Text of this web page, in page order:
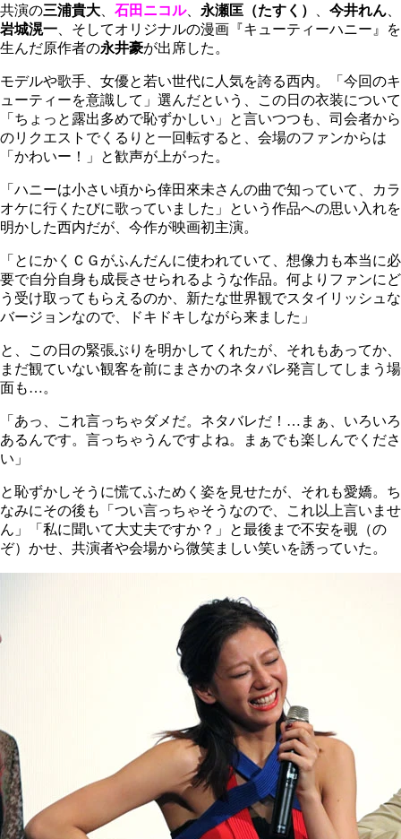
共演の三浦貴大 石田ニコル、 永瀬匡（たすく） 今井れん
岩城滉一 、そしてオリジナルの漫画『キューティーハニー』を
生んだ原作者の永井豪が出席した。
モデルや歌手、女優と若い世代に人気を誇る西内。「今回のキ
ューティーを意識して」選んだという、この日の衣装について
「ちょっと露出多めで恥ずかしい」と言いつつも、司会者から
のリクエストでくるりと一回転すると、会場のファンからは
「かわいー！」と歓声が上がった。
「ハニーは小さい頃から倖田來未さんの曲で知っていて、カラ
オケに行くたびに歌っていました」という作品への思い入れを
明かした西内だが、今作が映画初主演。
「とにかくＣＧがふんだんに使われていて、想像力も本当に必
要で自分自身も成長させられるような作品。何よりファンにど
う受け取ってもらえるのか、新たな世界観でスタイリッシュな
バージョンなので、ドキドキしながら来ました」
と、この日の緊張ぶりを明かしてくれたが、それもあってか、
まだ観ていない観客を前にまさかのネタバレ発言してしまう場
面も…。
「あっ、これ言っちゃダメだ。ネタバレだ！…まぁ、いろいろ
あるんです。言っちゃうんですよね。まぁでも楽しんでくださ
い」
と恥ずかしそうに慌てふためく姿を見せたが、それも愛嬌。ち
なみにその後も「つい言っちゃそうなので、これ以上言いませ
ん」「私に聞いて大丈夫ですか？」と最後まで不安を覗（の
ぞ）かせ、共演者や会場から微笑ましい笑いを誘っていた。